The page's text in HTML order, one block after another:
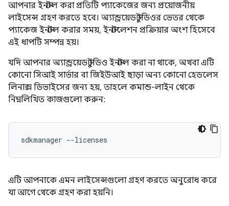
আপনার ইনস্টল করা প্রতিটি প্যাকেজের জন্য প্রয়োজনীয়
লাইসেন্স গ্রহণ করতে হবে। অ্যান্ড্রয়েড স্টুডিওর ভেতর থেকে
প্যাকেজ ইনস্টল করার সময়, ইনস্টলেশন প্রক্রিয়ার অংশ হিসেবে
এই ধাপটি সম্পন্ন হয়।
যদি আপনার অ্যান্ড্রয়েড স্টুডিও ইনস্টল করা না থাকে, অথবা এটি
কোনো সিআই সার্ভার বা জিইউআই ছাড়া অন্য কোনো হেডলেস
লিনাক্স ডিভাইসের জন্য হয়, তাহলে কমান্ড-লাইন থেকে
নিম্নলিখিত কাজগুলো করুন:
sdkmanager --licenses
এটি আপনাকে এমন লাইসেন্সগুলো গ্রহণ করতে অনুরোধ করে
যা আগে থেকে গ্রহণ করা হয়নি।